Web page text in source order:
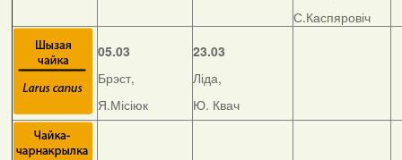
С.Каспяровіч
05.03
Брэст,
Я.Місіюк
23.03
Ліда,
Ю. Квач